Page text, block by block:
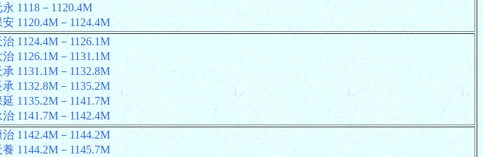
永 1118－1120.4M
安 1120.4M－1124.4M
治 1124.4M－1126.1M
治 1126.1M－1131.1M
承 1131.1M－1132.8M
承 1132.8M－1135.2M
延 1135.2M－1141.7M
治 1141.7M－1142.4M
治 1142.4M－1144.2M
養 1144.2M－1145.7M